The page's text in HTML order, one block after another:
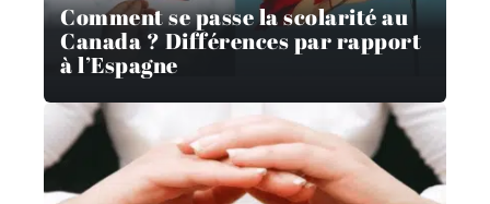
Comment se passe la scolarité au
Canada ? Différences par rapport
à l’Espagne